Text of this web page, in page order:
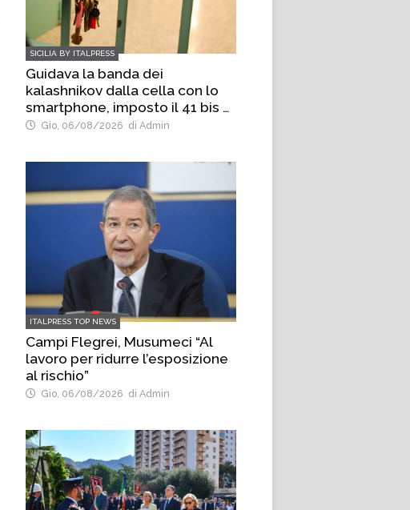
SICILIA BY ITALPRESS
Guidava la banda dei
kalashnikov dalla cella con lo
smartphone, imposto il 41 bis a
boss emergente di Palermo
Gio, 06/08/2026 di Admin
ITALPRESS TOP NEWS
Campi Flegrei, Musumeci “Al
lavoro per ridurre l’esposizione
al rischio”
Gio, 06/08/2026 di Admin